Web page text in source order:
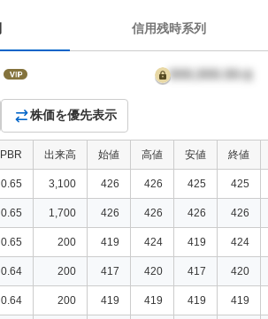
信用残時系列
999,999.99
株価を優先表示
PBR 出来高 始値 高値 安値 終値
0.65 3,100 426 426 425 425
0.65 1,700 426 426 426 426
0.65 200 419 424 419 424
0.64 200 417 420 417 420
0.64 200 419 419 419 419